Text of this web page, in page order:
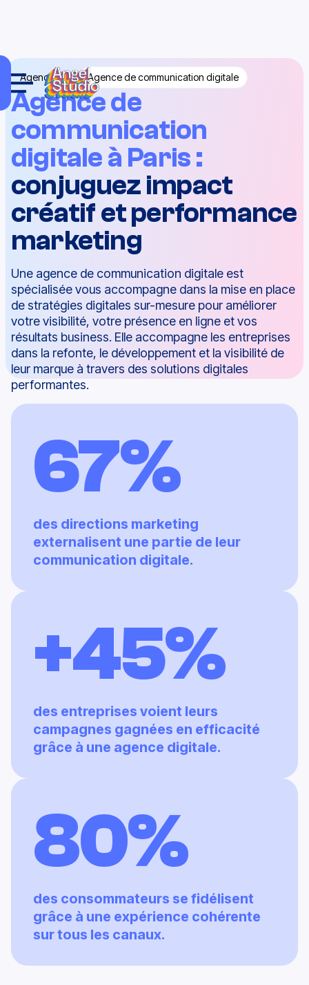
Agences Agence de communication digitale
Agence de
communication
digitaleà Paris:
conjuguez impact
créatif et performance
marketing
Une agence de communication digitale est
spécialiséevous accompagne dans la mise en place
de stratégies digitales sur-mesure pour améliorer
votrevisibilité, votre présence en ligne et vos
résultats business. Elle accompagne les entreprises
dans la refonte, le développement et la visibilité de
leur marque à travers des solutions digitales
performantes.
67%
des directions marketing
externalisent une partie de leur
communication digitale.
+45%
des entreprises voient leurs
campagnes gagnées en efficacité
grâce à une agence digitale.
80%
des consommateurs se fidélisent
grâce à une expérience cohérente
sur tous les canaux.